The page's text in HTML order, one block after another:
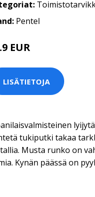
Pentel
EUR
LISÄTIETOJA
tukiputki takaa
Musta runko on
Kynän päässä on